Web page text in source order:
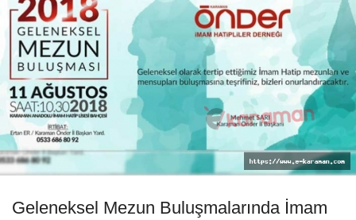
Geleneksel Mezun Buluşmalarında İmam